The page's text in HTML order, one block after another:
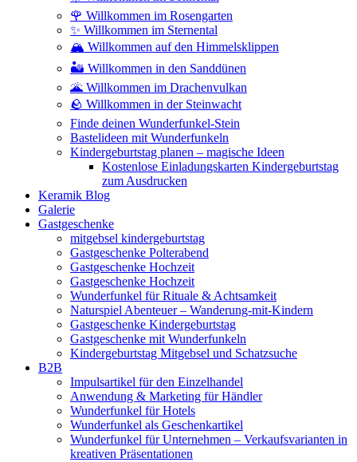
🌹 Willkommen im Rosengarten
✨ Willkommen im Sternental
🏔️ Willkommen auf den Himmelsklippen
🏜️ Willkommen in den Sanddünen
🌋 Willkommen im Drachenvulkan
🪨 Willkommen in der Steinwacht
Finde deinen Wunderfunkel-Stein
Bastelideen mit Wunderfunkeln
Kindergeburtstag planen – magische Ideen
Kostenlose Einladungskarten Kindergeburtstag
zum Ausdrucken
Keramik Blog
Galerie
Gastgeschenke
mitgebsel kindergeburtstag
Gastgeschenke Polterabend
Gastgeschenke Hochzeit
Gastgeschenke Hochzeit
Wunderfunkel für Rituale & Achtsamkeit
Naturspiel Abenteuer – Wanderung-mit-Kindern
Gastgeschenke Kindergeburtstag
Gastgeschenke mit Wunderfunkeln
Kindergeburtstag Mitgebsel und Schatzsuche
B2B
Impulsartikel für den Einzelhandel
Anwendung & Marketing für Händler
Wunderfunkel für Hotels
Wunderfunkel als Geschenkartikel
Wunderfunkel für Unternehmen – Verkaufsvarianten in
kreativen Präsentationen